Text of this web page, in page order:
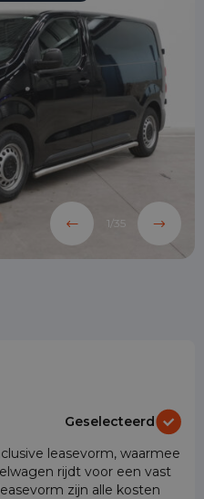
1/35
Geselecteerd
leasevorm, waarmee
rijdt voor een vast
zijn alle kosten